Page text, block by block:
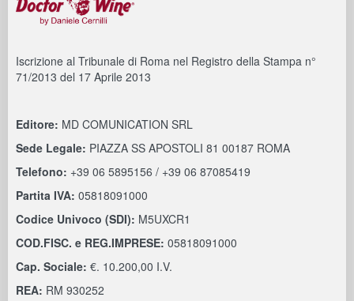
Iscrizione al Tribunale di Roma nel Registro della Stampa n°
71/2013 del 17 Aprile 2013
Editore: MD COMUNICATION SRL
Sede Legale: PIAZZA SS APOSTOLI 81 00187 ROMA
Telefono: +39 06 5895156 / +39 06 87085419
Partita IVA: 05818091000
Codice Univoco (SDI): M5UXCR1
COD.FISC. e REG.IMPRESE: 05818091000
Cap. Sociale: €. 10.200,00 I.V.
REA: RM 930252